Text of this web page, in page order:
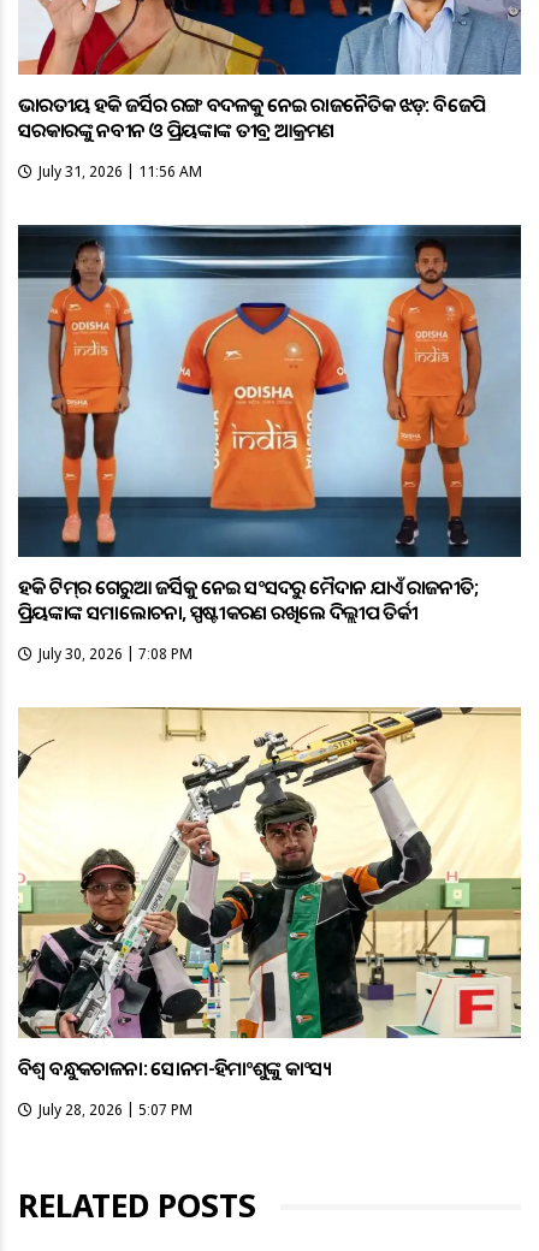
ଭାରତୀୟ ହକି ଜର୍ସିର ରଙ୍ଗ ବଦଳକୁ ନେଇ ରାଜନୈତିକ ଝଡ଼: ବିଜେପି
ସରକାରଙ୍କୁ ନବୀନ ଓ ପ୍ରିୟଙ୍କାଙ୍କ ତୀବ୍ର ଆକ୍ରମଣ
July 31, 2026 | 11:56 AM
ହକି ଟିମ୍‌ର ଗେରୁଆ ଜର୍ସିକୁ ନେଇ ସଂସଦରୁ ମୈଦାନ ଯାଏଁ ରାଜନୀତି;
ପ୍ରିୟଙ୍କାଙ୍କ ସମାଲୋଚନା, ସ୍ପଷ୍ଟୀକରଣ ରଖିଲେ ଦିଲ୍ଲୀପ ତିର୍କୀ
July 30, 2026 | 7:08 PM
ବିଶ୍ବ ବନ୍ଧୁକଚାଳନା: ସୋନମ-ହିମାଂଶୁଙ୍କୁ କାଂସ୍ୟ
July 28, 2026 | 5:07 PM
RELATED POSTS